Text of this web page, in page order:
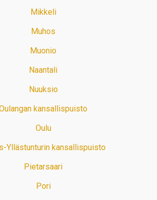
Mikkeli
Muhos
Muonio
Naantali
Nuuksio
kansallispuisto
Oulu
Yllästunturin kansallispuisto
Pietarsaari
Pori